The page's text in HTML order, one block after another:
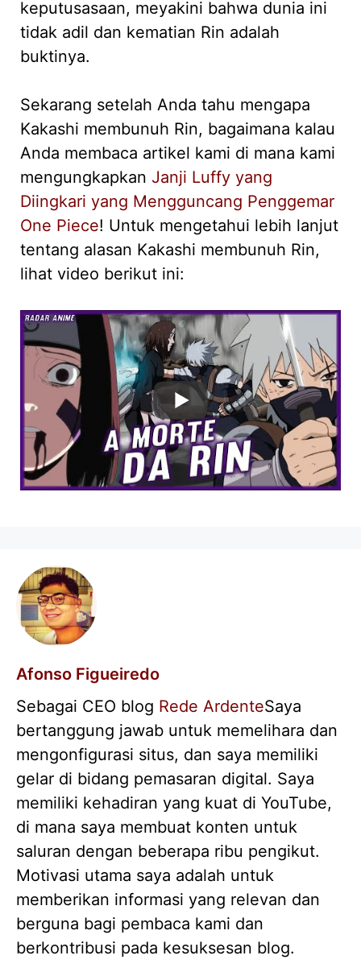
keputusasaan, meyakini bahwa dunia ini
tidak adil dan kematian Rin adalah
buktinya.
Sekarang setelah Anda tahu mengapa
Kakashi membunuh Rin, bagaimana kalau
Anda membaca artikel kami di mana kami
mengungkapkan Janji Luffy yang
Diingkari yang Mengguncang Penggemar
One Piece! Untuk mengetahui lebih lanjut
tentang alasan Kakashi membunuh Rin,
lihat video berikut ini:
Afonso Figueiredo
Sebagai CEO blog Rede ArdenteSaya
bertanggung jawab untuk memelihara dan
mengonfigurasi situs, dan saya memiliki
gelar di bidang pemasaran digital. Saya
memiliki kehadiran yang kuat di YouTube,
di mana saya membuat konten untuk
saluran dengan beberapa ribu pengikut.
Motivasi utama saya adalah untuk
memberikan informasi yang relevan dan
berguna bagi pembaca kami dan
berkontribusi pada kesuksesan blog.